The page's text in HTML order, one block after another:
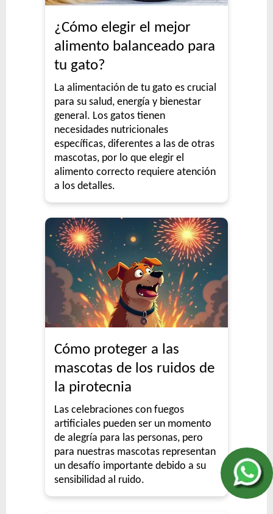
¿Cómo elegir el mejor
alimento balanceado para
tu gato?
La alimentación de tu gato es crucial
para su salud, energía y bienestar
general. Los gatos tienen
necesidades nutricionales
específicas, diferentes a las de otras
mascotas, por lo que elegir el
alimento correcto requiere atención
a los detalles.
Cómo proteger a las
mascotas de los ruidos de
la pirotecnia
Las celebraciones con fuegos
artificiales pueden ser un momento
de alegría para las personas, pero
para nuestras mascotas representan
un desafío importante debido a su
sensibilidad al ruido.